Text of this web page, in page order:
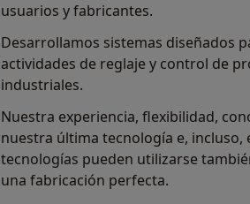
usuarios y fabricantes.
Desarrollamos sistemas diseñados
actividades de reglaje y control de
industriales.
Nuestra experiencia, flexibilidad,
nuestra última tecnología e, incluso,
tecnologías pueden utilizarse
una fabricación perfecta.